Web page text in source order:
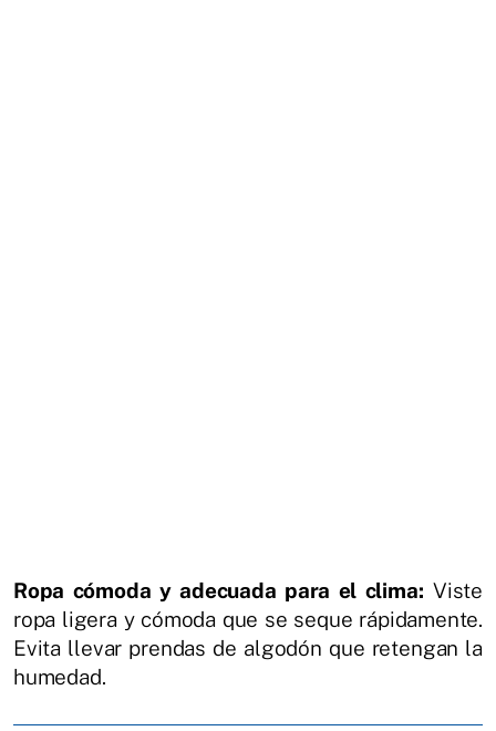
Ropa cómoda y adecuada para el clima: Viste
ropa ligera y cómoda que se seque rápidamente.
Evita llevar prendas de algodón que retengan la
humedad.